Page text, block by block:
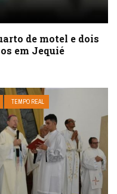
de motel e dois
em Jequié
TEMPO REAL